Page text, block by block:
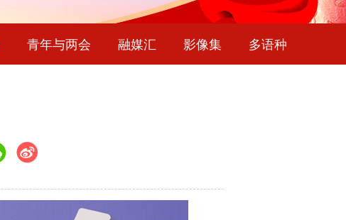
青年与两会 融媒汇 影像集 多语种